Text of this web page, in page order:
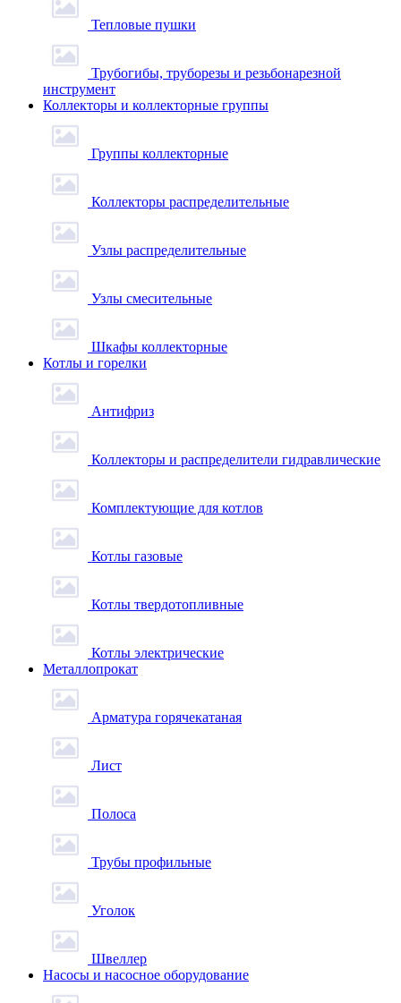
Тепловые пушки
Трубогибы, труборезы и резьбонарезной
инструмент
Коллекторы и коллекторные группы
Группы коллекторные
Коллекторы распределительные
Узлы распределительные
Узлы смесительные
Шкафы коллекторные
Котлы и горелки
Антифриз
Коллекторы и распределители гидравлические
Комплектующие для котлов
Котлы газовые
Котлы твердотопливные
Котлы электрические
Металлопрокат
Арматура горячекатаная
Лист
Полоса
Трубы профильные
Уголок
Швеллер
Насосы и насосное оборудование